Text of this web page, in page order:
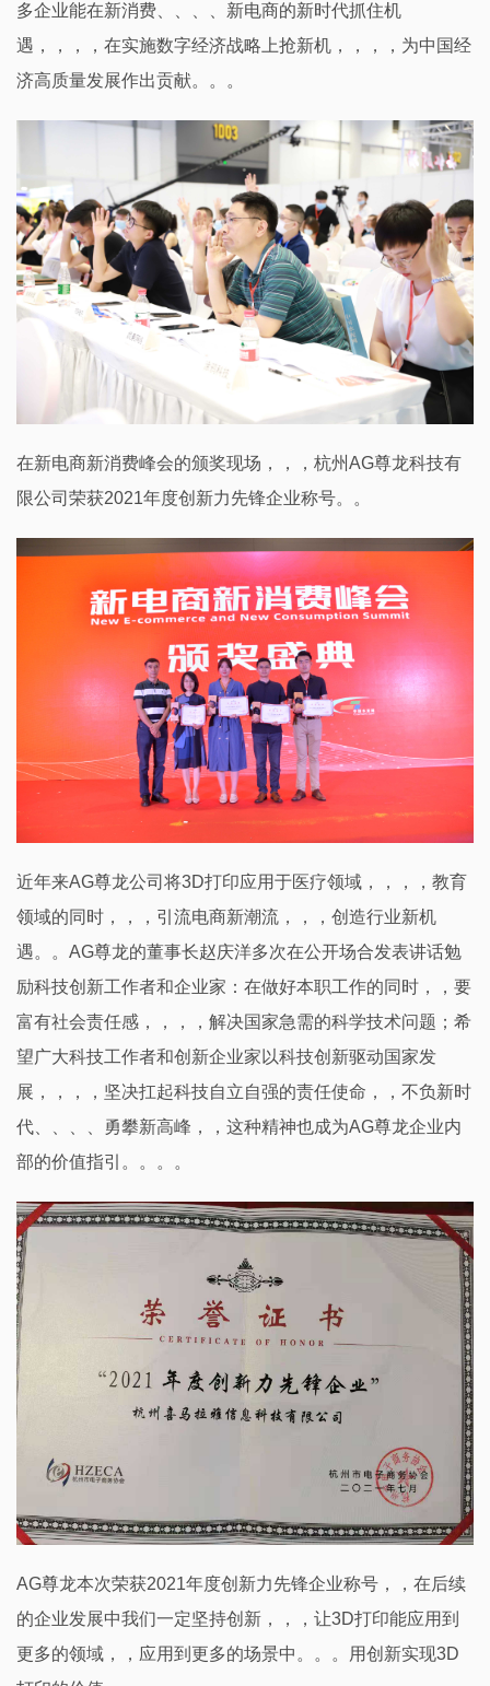
多企业能在新消费、、、、新电商的新时代抓住机
遇，，，，在实施数字经济战略上抢新机，，，，为中国经
济高质量发展作出贡献。。。
在新电商新消费峰会的颁奖现场，，，杭州AG尊龙科技有
限公司荣获2021年度创新力先锋企业称号。。
近年来AG尊龙公司将3D打印应用于医疗领域，，，，教育
领域的同时，，，引流电商新潮流，，，创造行业新机
遇。。AG尊龙的董事长赵庆洋多次在公开场合发表讲话勉
励科技创新工作者和企业家：在做好本职工作的同时，，要
富有社会责任感，，，，解决国家急需的科学技术问题；希
望广大科技工作者和创新企业家以科技创新驱动国家发
展，，，，坚决扛起科技自立自强的责任使命，，不负新时
代、、、、勇攀新高峰，，这种精神也成为AG尊龙企业内
部的价值指引。。。。
AG尊龙本次荣获2021年度创新力先锋企业称号，，在后续
的企业发展中我们一定坚持创新，，，让3D打印能应用到
更多的领域，，应用到更多的场景中。。。用创新实现3D